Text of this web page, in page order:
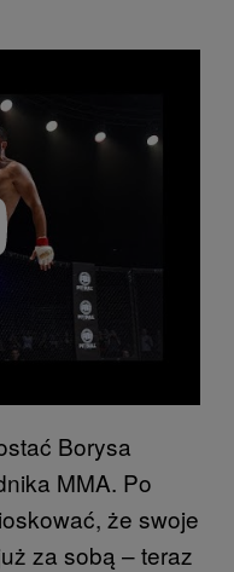
Borysa
MMA. Po
że swoje
za sobą – teraz